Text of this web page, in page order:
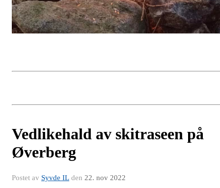
Vedlikehald av skitraseen på
Øverberg
Postet av Syvde IL den 22. nov 2022